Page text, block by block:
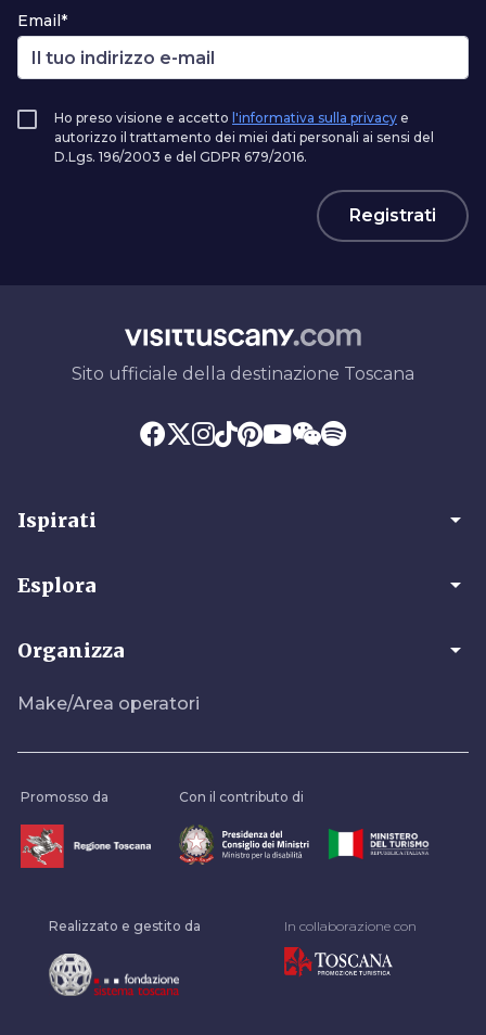
Email*
Ho preso visione e accetto l'informativa sulla privacy e
autorizzo il trattamento dei miei dati personali ai sensi del
D.Lgs. 196/2003 e del GDPR 679/2016.
Registrati
Sito ufficiale della destinazione Toscana
Ispirati arrow_drop_down
Esplora arrow_drop_down
Organizza arrow_drop_down
Make/Area operatori
Promosso da Con il contributo di
Realizzato e gestito da In collaborazione con